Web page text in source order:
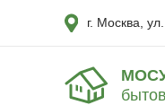
г. Москва,